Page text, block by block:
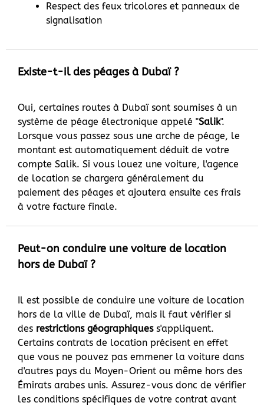
Respect des feux tricolores et panneaux de
signalisation
Existe-t-il des péages à Dubaï ?
Oui, certaines routes à Dubaï sont soumises à un
système de péage électronique appelé "Salik".
Lorsque vous passez sous une arche de péage, le
montant est automatiquement déduit de votre
compte Salik. Si vous louez une voiture, l'agence
de location se chargera généralement du
paiement des péages et ajoutera ensuite ces frais
à votre facture finale.
Peut-on conduire une voiture de location
hors de Dubaï ?
Il est possible de conduire une voiture de location
hors de la ville de Dubaï, mais il faut vérifier si
des restrictions géographiquess'appliquent.
Certains contrats de location précisent en effet
que vous ne pouvez pas emmener la voiture dans
d'autres pays du Moyen-Orient ou même hors des
Émirats arabes unis. Assurez-vous donc de vérifier
les conditions spécifiques de votre contrat avant